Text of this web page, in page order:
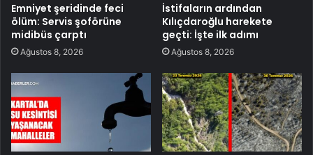
Emniyet şeridinde feci
ölüm: Servis şoförüne
midibüs çarptı
Ağustos 8, 2026
İstifaların ardından
Kılıçdaroğlu harekete
geçti: İşte ilk adımı
Ağustos 8, 2026